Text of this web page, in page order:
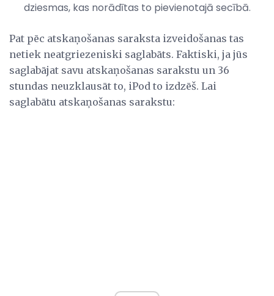
dziesmas, kas norādītas to pievienotajā secībā.
Pat pēc atskaņošanas saraksta izveidošanas tas
netiek neatgriezeniski saglabāts. Faktiski, ja jūs
saglabājat savu atskaņošanas sarakstu un 36
stundas neuzklausāt to, iPod to izdzēš. Lai
saglabātu atskaņošanas sarakstu: